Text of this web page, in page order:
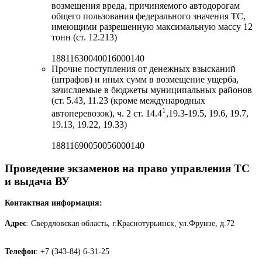
возмещения вреда, причиняемого автодорогам
общего пользования федерального значения ТС,
имеющими разрешенную максимальную массу 12
тонн (ст. 12.213)
18811630040016000140
Прочие поступления от денежных взысканий
(штрафов) и иных сумм в возмещение ущерба,
зачисляемые в бюджеты муниципальных районов
(ст. 5.43, 11.23 (кроме международных
автоперевозок), ч. 2 ст. 14.41,19.3-19.5, 19.6, 19.7,
19.13, 19.22, 19.33)
18811690050056000140
Проведение экзаменов на право управления ТС
и выдача ВУ
Контактная информация:
Адрес: Свердловская область, г.Краснотурьинск, ул.Фрунзе, д.72
Телефон: +7 (343-84) 6-31-25